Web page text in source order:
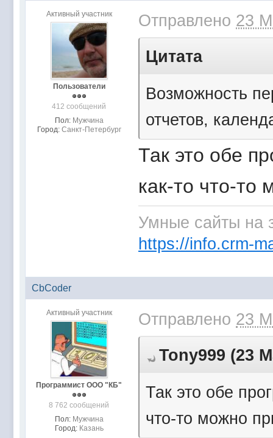
Активный участник
Пользователи
412 сообщений
Пол: Мужчина
Город: Санкт-Петербург
Отправлено 23
Цитата
Возможность
отчетов,
Так это обе
как-то что-то
Умные сайты на
https://info.crm-
CbCoder
Активный участник
Программист ООО "КБ"
8 762 сообщений
Пол: Мужчина
Город: Казань
Отправлено 23
Tony999 (23
Так это обе
что-то можно